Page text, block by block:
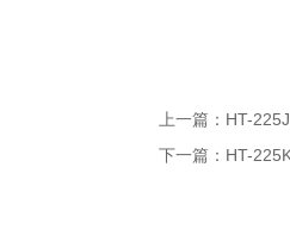
上一篇： HT-
下一篇： HT-